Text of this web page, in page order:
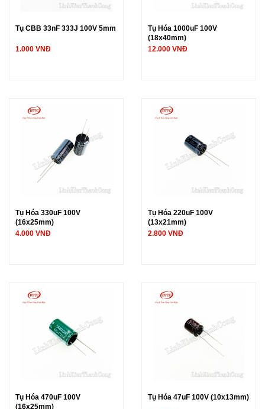
Tụ CBB 33nF 333J 100V 5mm
1.000 VNĐ
Tụ Hóa 1000uF 100V
(18x40mm)
12.000 VNĐ
Tụ Hóa 330uF 100V
(16x25mm)
4.000 VNĐ
Tụ Hóa 220uF 100V
(13x21mm)
2.800 VNĐ
Tụ Hóa 470uF 100V
(16x25mm)
Tụ Hóa 47uF 100V (10x13mm)